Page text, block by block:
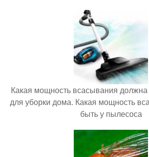
Какая мощность всасывания
для уборки дома. Какая мощность
быть у пылесоса